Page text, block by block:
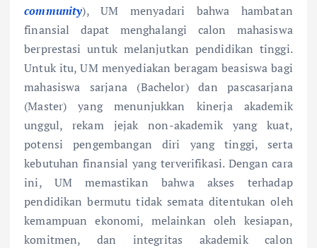
community), UM menyadari bahwa hambatan
finansial dapat menghalangi calon mahasiswa
berprestasi untuk melanjutkan pendidikan tinggi.
Untuk itu, UM menyediakan beragam beasiswa bagi
mahasiswa sarjana (Bachelor) dan pascasarjana
(Master) yang menunjukkan kinerja akademik
unggul, rekam jejak non-akademik yang kuat,
potensi pengembangan diri yang tinggi, serta
kebutuhan finansial yang terverifikasi. Dengan cara
ini, UM memastikan bahwa akses terhadap
pendidikan bermutu tidak semata ditentukan oleh
kemampuan ekonomi, melainkan oleh kesiapan,
komitmen, dan integritas akademik calon